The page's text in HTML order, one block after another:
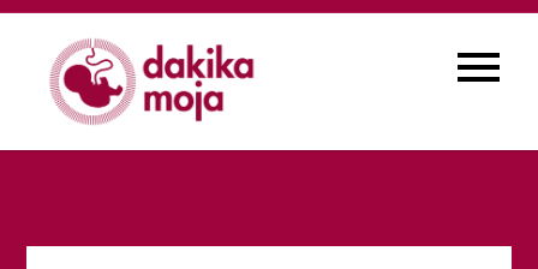
Skip
content